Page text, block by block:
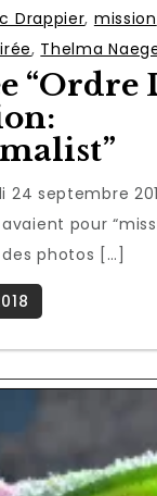
Drappier, mission
, Thelma
“Ordre
24 septembre
pour
photos […]